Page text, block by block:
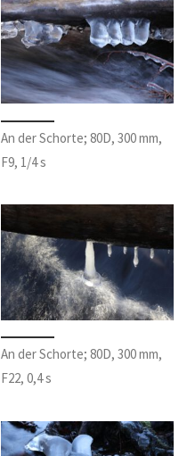
An der Schorte; 80D, 300 mm,
F9, 1/4 s
An der Schorte; 80D, 300 mm,
F22, 0,4 s